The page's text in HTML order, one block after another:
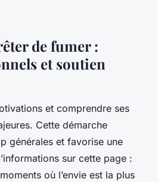
de fumer :
et soutien
et comprendre ses
Cette démarche
générales et favorise une
sur cette page :
où l’envie est la plus